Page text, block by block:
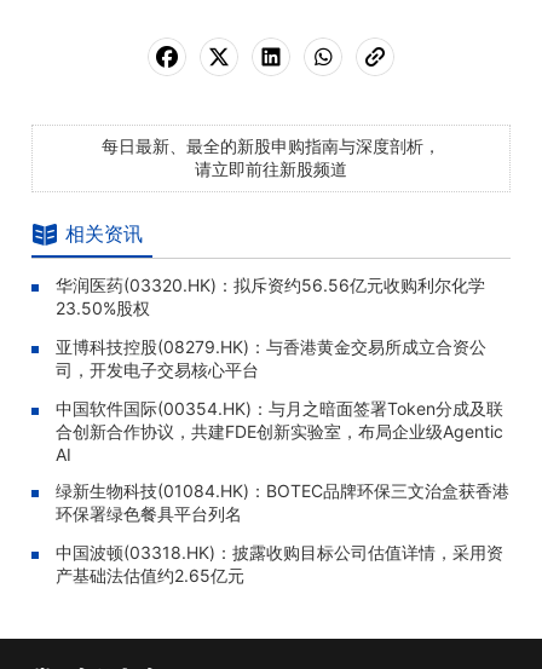
每日最新、最全的新股申购指南与深度剖析，
请立即前往新股频道
相关资讯
华润医药(03320.HK)：拟斥资约56.56亿元收购利尔化学
23.50%股权
亚博科技控股(08279.HK)：与香港黄金交易所成立合资公
司，开发电子交易核心平台
中国软件国际(00354.HK)：与月之暗面签署Token分成及联
合创新合作协议，共建FDE创新实验室，布局企业级Agentic
AI
绿新生物科技(01084.HK)：BOTEC品牌环保三文治盒获香港
环保署绿色餐具平台列名
中国波顿(03318.HK)：披露收购目标公司估值详情，采用资
产基础法估值约2.65亿元